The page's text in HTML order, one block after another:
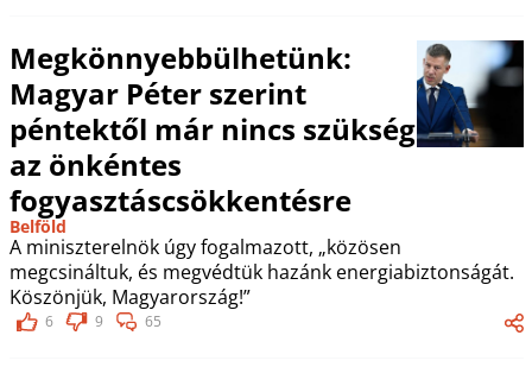
Megkönnyebbülhetünk:
Magyar Péter szerint
péntektől már nincs szükség
az önkéntes
fogyasztáscsökkentésre
Belföld
A miniszterelnök úgy fogalmazott, „közösen
megcsináltuk, és megvédtük hazánk energiabiztonságát.
Köszönjük, Magyarország!”
6 9 65